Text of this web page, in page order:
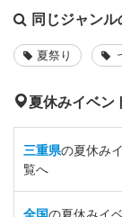
同じジャンル
夏祭り
夏休みイベン
三重県の夏休み
覧へ
全国の夏休みイ